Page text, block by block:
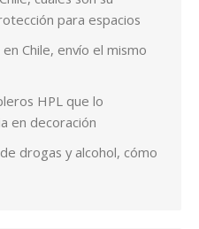
para espacios
Chile, envío el mismo
HPL que lo
en decoración
drogas y alcohol, cómo